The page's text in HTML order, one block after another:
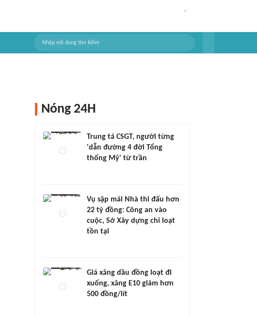
Nóng 24H
Trung tá CSGT, người từng
'dẫn đường 4 đời Tổng
thống Mỹ' từ trần
Vụ sập mái Nhà thi đấu hơn
22 tỷ đồng: Công an vào
cuộc, Sở Xây dựng chỉ loạt
tồn tại
Giá xăng dầu đồng loạt đi
xuống, xăng E10 giảm hơn
500 đồng/lít